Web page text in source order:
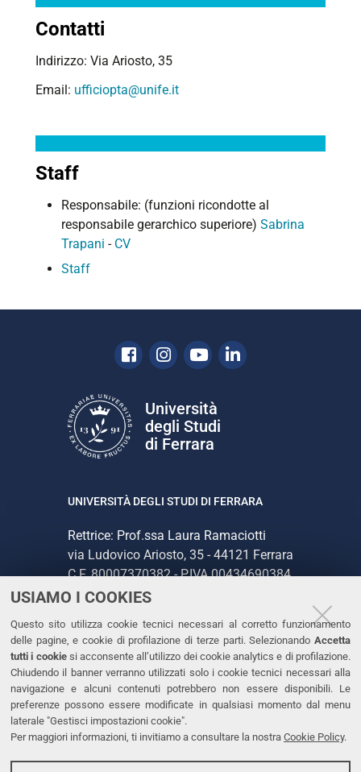
USIAMO I COOKIES
Questo sito utilizza cookie tecnici necessari al corretto funzionamento
delle pagine, e cookie di profilazione di terze parti. Selezionando Accetta
tutti i cookiesi acconsente all’utilizzo dei cookie analytics e di profilazione.
Chiudendo il banner verranno utilizzati solo i cookie tecnici necessari alla
navigazione e alcuni contenuti potrebbero non essere disponibili. Le
preferenze possono essere modificate in qualsiasi momento dal menu
laterale "Gestisci impostazioni cookie".
Per maggiori informazioni, ti invitiamo a consultare la nostra Cookie Policy.
Contatti
Indirizzo: Via Ariosto, 35
Email: ufficiopta@unife.it
Staff
Responsabile: (funzioni ricondotte al
responsabile gerarchico superiore) Sabrina
Trapani - CV
Staff
Facebook
Instagram
YoutubeLinkedin
Università
degli Studi
di Ferrara
UNIVERSITÀ DEGLI STUDI DI FERRARA
Rettrice: Prof.ssa Laura Ramaciotti
via Ludovico Ariosto, 35 - 44121 Ferrara
C.F. 80007370382 - P.IVA 00434690384
CONTATTI
Tel. +39 0532 293111
Fax. +39 0532 293031
PEC
LINKS